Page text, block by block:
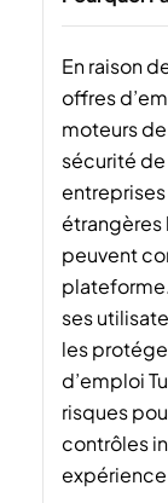
En raison
offres
moteurs
sécurité de
étrangères
peuvent
ses
les
d’emploi
risques
contrôles